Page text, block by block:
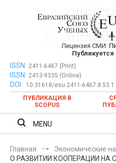
публикация
ежемесячном
Лицензия СМИ:
Публикуется
Евразийский Союз Ученых —
ежемесячном
ISSN: 2411-6467 (Print)
ISSN: 2413-9335 (Online)
DOI:
10.31618/esu.2411-6467.8.53.1
ПУБЛИКАЦИЯ В
SCOPUS
MENU
Главная
Экономические
О РАЗВИТИИ КООПЕРАЦИИ НА